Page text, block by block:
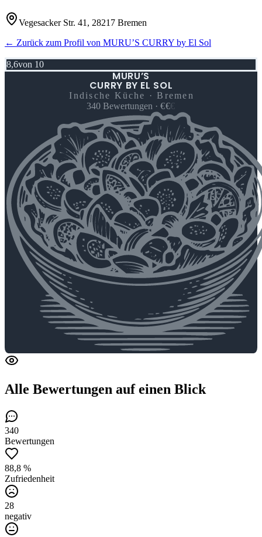
Vegesacker Str. 41, 28217 Bremen
← Zurück zum Profil von MURU’S CURRY by El Sol
8,6von 10
MURU’S
CURRY BY EL SOL
Indische Küche · Bremen
340 Bewertungen ·€€€
Alle Bewertungen auf einen Blick
340
Bewertungen
88,8 %
Zufriedenheit
28
negativ